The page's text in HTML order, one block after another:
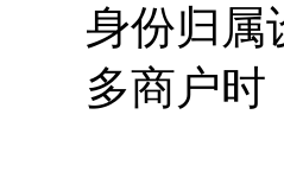
身份归属
多商户时